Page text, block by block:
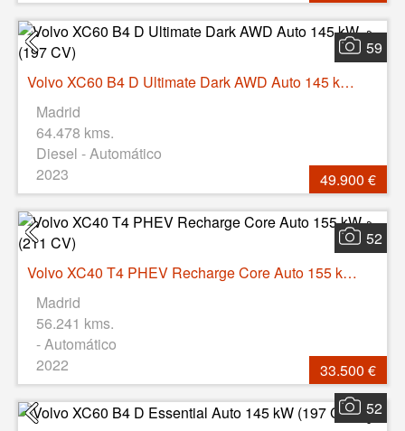
59
Volvo XC60 B4 D Ultimate Dark AWD Auto 145 kW (197 CV)
Madrid
64.478 kms.
Diesel - Automático
2023
49.900 €
52
Volvo XC40 T4 PHEV Recharge Core Auto 155 kW (211 CV)
Madrid
56.241 kms.
- Automático
2022
33.500 €
52